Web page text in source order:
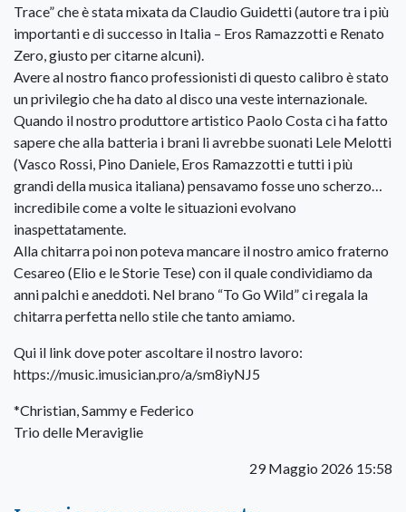
Trace” che è stata mixata da Claudio Guidetti (autore tra i più
importanti e di successo in Italia – Eros Ramazzotti e Renato
Zero, giusto per citarne alcuni).
Avere al nostro fianco professionisti di questo calibro è stato
un privilegio che ha dato al disco una veste internazionale.
Quando il nostro produttore artistico Paolo Costa ci ha fatto
sapere che alla batteria i brani li avrebbe suonati Lele Melotti
(Vasco Rossi, Pino Daniele, Eros Ramazzotti e tutti i più
grandi della musica italiana) pensavamo fosse uno scherzo…
incredibile come a volte le situazioni evolvano
inaspettatamente.
Alla chitarra poi non poteva mancare il nostro amico fraterno
Cesareo (Elio e le Storie Tese) con il quale condividiamo da
anni palchi e aneddoti. Nel brano “To Go Wild” ci regala la
chitarra perfetta nello stile che tanto amiamo.
Qui il link dove poter ascoltare il nostro lavoro:
https://music.imusician.pro/a/sm8iyNJ5
*Christian, Sammy e Federico
Trio delle Meraviglie
29 Maggio 2026 15:58